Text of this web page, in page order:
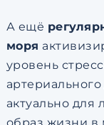
А ещё
моря
уровень
актуально